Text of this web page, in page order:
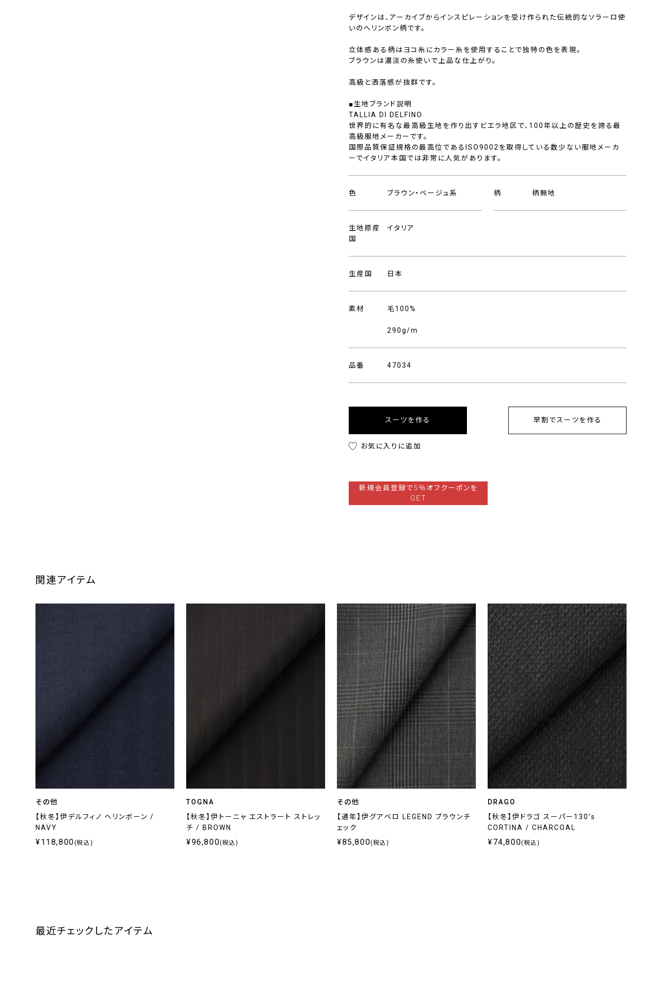
デザインは、アーカイブからインスピレーションを受け作られた伝統的なソラーロ使
いのヘリンボン柄です。
立体感ある柄はヨコ糸にカラー糸を使用することで独特の色を表現。
ブラウンは濃淡の糸使いで上品な仕上がり。
高級と洒落感が抜群です。
■生地ブランド説明
TALLIA DI DELFINO
世界的に有名な最高級生地を作り出すビエラ地区で、100年以上の歴史を誇る最
高級服地メーカーです。
国際品質保証規格の最高位であるISO9002を取得している数少ない服地メーカ
ーでイタリア本国では非常に人気があります。
色 ブラウン・ベージュ系 柄 柄無地
生地原産
国
イタリア
生産国 日本
素材 毛100%
290g/m
品番 47034
スーツを作る 早割でスーツを作る
お気に入りに追加
新規会員登録で5％オフクーポンを
GET
関連アイテム
その他
【秋冬】伊デルフィノ ヘリンボーン /
NAVY
¥118,800(税込)
TOGNA
【秋冬】伊トーニャ エストラート ストレッ
チ / BROWN
¥96,800(税込)
その他
【通年】伊グアベロ LEGEND ブラウンチ
ェック
¥85,800(税込)
DRAGO
【秋冬】伊ドラゴ スーパー130’s
CORTINA / CHARCOAL
¥74,800(税込)
最近チェックしたアイテム